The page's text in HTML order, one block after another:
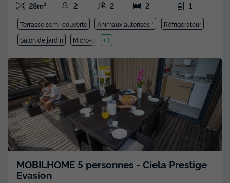
28m² 2 2 2 1
Terrasse semi-couverte Animaux autorisés *
Réfrigérateur
Salon de jardin
Micro-ondes
+ 1
MOBILHOME 5 personnes - Ciela Prestige
Evasion